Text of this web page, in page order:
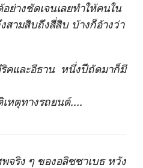
ย่างชัดเจนเลยทำให้คนใน
สามสิบถึงสี่สิบ บ้างก็อ้างว่า
คและอีธาน หนึ่งปีถัดมาก็มี
หตุทางรถยนต์....
จริง ๆ ของอลิซซาเบธ หวัง